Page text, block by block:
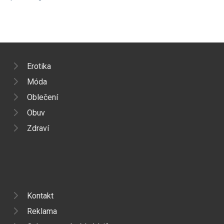
Erotika
Móda
Oblečení
Obuv
Zdraví
Kontakt
Reklama